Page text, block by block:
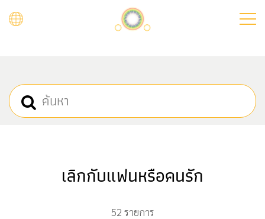
เลิกกับแฟนหรือคนรัก
52 รายการ